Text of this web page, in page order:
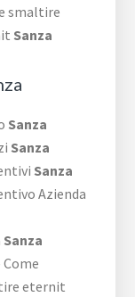
smaltire
Sanza
Sanza
Sanza
Sanza
Azienda
Sanza
eternit